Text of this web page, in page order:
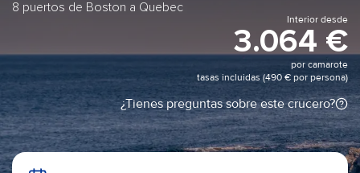
8 puertos de Boston a Quebec
Interior desde
3.064 €
por camarote
tasas incluidas (490 € por persona)
¿Tienes preguntas sobre este crucero?